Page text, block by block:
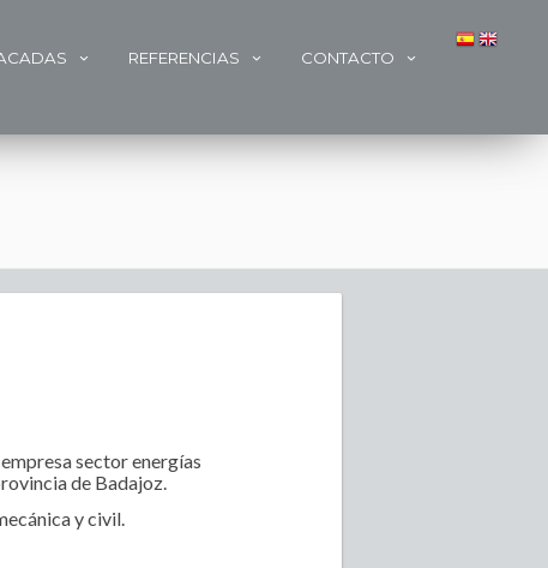
REFERENCIAS CONTACTO
sector energías
de Badajoz.
y civil.